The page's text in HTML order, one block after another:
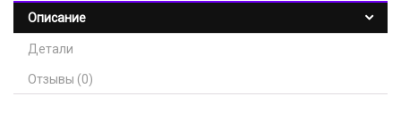
Описание
Детали
Отзывы (0)